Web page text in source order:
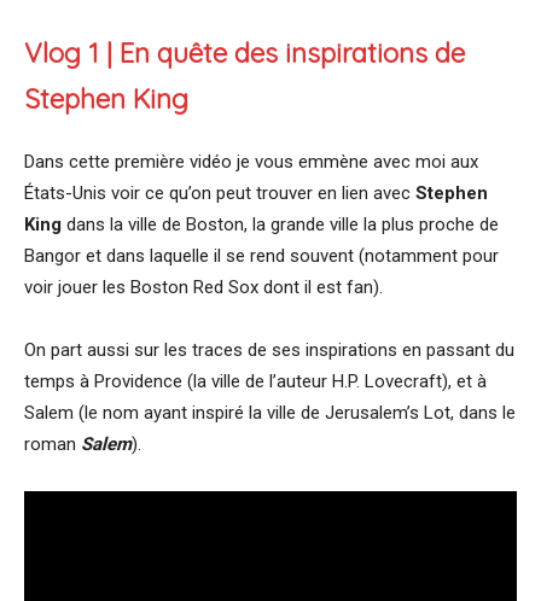
Vlog 1 | En quête des inspirations de
Stephen King
Dans cette première vidéo je vous emmène avec moi aux
États-Unis voir ce qu’on peut trouver en lien avec Stephen
King dans la ville de Boston, la grande ville la plus proche de
Bangor et dans laquelle il se rend souvent (notamment pour
voir jouer les Boston Red Sox dont il est fan).
On part aussi sur les traces de ses inspirations en passant du
temps à Providence (la ville de l’auteur H.P. Lovecraft), et à
Salem (le nom ayant inspiré la ville de Jerusalem’s Lot, dans le
roman Salem).